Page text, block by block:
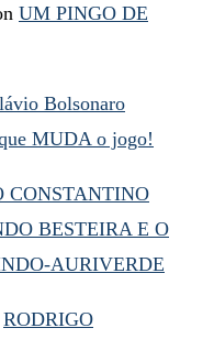
UM PINGO DE
Bolsonaro
MUDA o jogo!
CONSTANTINO
BESTEIRA E O
AURIVERDE
RODRIGO